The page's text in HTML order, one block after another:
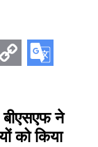
ने
को किया